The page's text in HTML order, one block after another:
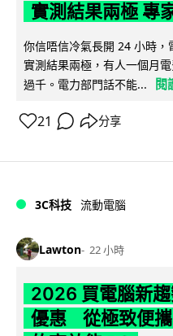
實測結果兩極 專
你信唔信冷氣長開 24 小時
實測結果兩極，有人一個月
過千。電力部門話不能...
閱
21 分享
3C科技 流動電腦
Lawton 22 小時
2026 買電腦新
優惠 從極致便攜